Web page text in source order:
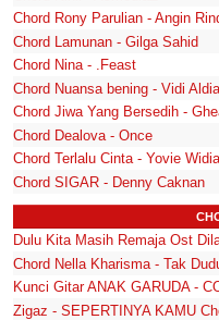
Chord Rony Parulian - Angin
Chord Lamunan - Gilga Sahid
Chord Nina - .Feast
Chord Nuansa bening - Vidi
Chord Jiwa Yang Bersedih -
Chord Dealova - Once
Chord Terlalu Cinta - Yovie
Chord SIGAR - Denny Caknan
Dulu Kita Masih Remaja Ost
Chord Nella Kharisma - Tak
Kunci Gitar ANAK GARUDA -
Zigaz - SEPERTINYA KAMU